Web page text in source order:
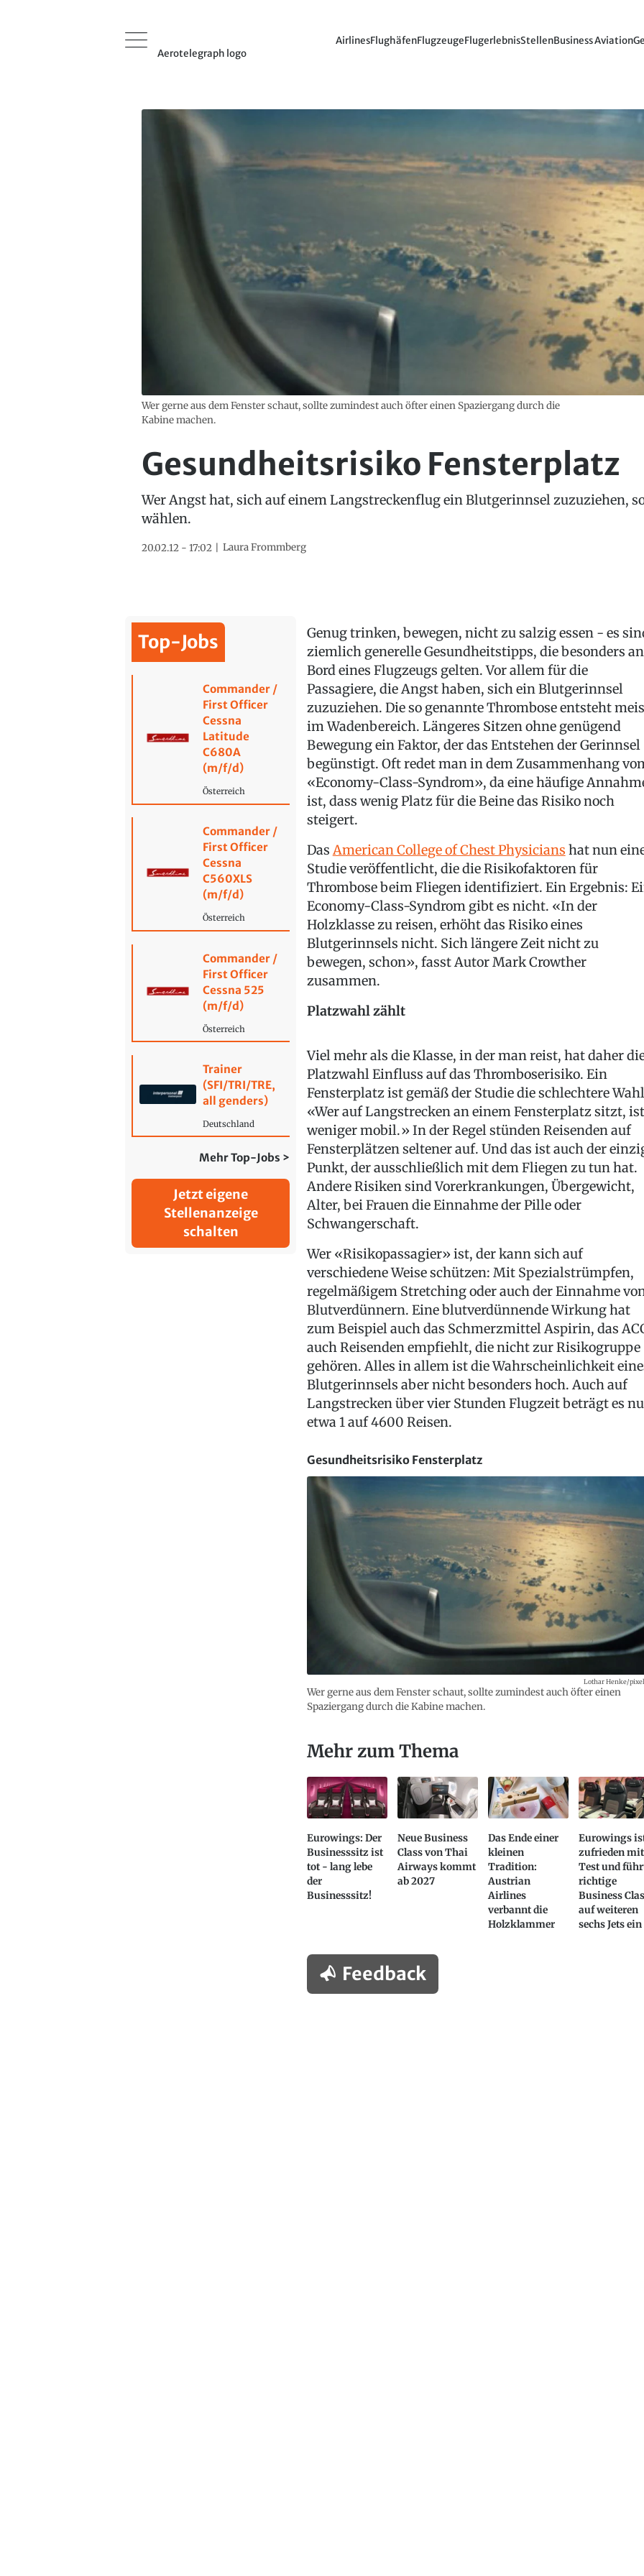
Aerotelegraph logo
AirlinesFlughäfenFlugzeugeFlugerlebnisStellenBusiness Aviation
Wer gerne aus dem Fenster schaut, sollte zumindest auch öfter einen Spaziergang durch die
Kabine machen.
Gesundheitsrisiko Fensterplatz
Wer Angst hat, sich auf einem Langstreckenflug ein Blutgerinnsel zuzuziehen,
wählen.
20.02.12 - 17:02 Laura Frommberg
Top-Jobs
Commander /
First Officer
Cessna
Latitude
C680A
(m/f/d)
Österreich
Commander /
First Officer
Cessna
C560XLS
(m/f/d)
Österreich
Commander /
First Officer
Cessna 525
(m/f/d)
Österreich
Trainer
(SFI/TRI/TRE,
all genders)
Deutschland
Mehr Top-Jobs >
Jetzt eigene
Stellenanzeige
schalten
Genug trinken, bewegen, nicht zu salzig essen - es
ziemlich generelle Gesundheitstipps, die besonders an
Bord eines Flugzeugs gelten. Vor allem für die
Passagiere, die Angst haben, sich ein Blutgerinnsel
zuzuziehen. Die so genannte Thrombose entsteht
im Wadenbereich. Längeres Sitzen ohne genügend
Bewegung ein Faktor, der das Entstehen der Gerinnsel
begünstigt. Oft redet man in dem Zusammenhang
«Economy-Class-Syndrom», da eine häufige
ist, dass wenig Platz für die Beine das Risiko noch
steigert.
DasAmerican College of Chest Physicians hat nun
Studie veröffentlicht, die die Risikofaktoren für
Thrombose beim Fliegen identifiziert. Ein Ergebnis:
Economy-Class-Syndrom gibt es nicht. «In der
Holzklasse zu reisen, erhöht das Risiko eines
Blutgerinnsels nicht. Sich längere Zeit nicht zu
bewegen, schon», fasst Autor Mark Crowther
zusammen.
Platzwahl zählt
Viel mehr als die Klasse, in der man reist, hat daher
Platzwahl Einfluss auf das Thromboserisiko. Ein
Fensterplatz ist gemäß der Studie die schlechtere
«Wer auf Langstrecken an einem Fensterplatz sitzt, ist
weniger mobil.» In der Regel stünden Reisenden auf
Fensterplätzen seltener auf. Und das ist auch der
Punkt, der ausschließlich mit dem Fliegen zu tun hat.
Andere Risiken sind Vorerkrankungen, Übergewicht,
Alter, bei Frauen die Einnahme der Pille oder
Schwangerschaft.
Wer «Risikopassagier» ist, der kann sich auf
verschiedene Weise schützen: Mit Spezialstrümpfen,
regelmäßigem Stretching oder auch der Einnahme
Blutverdünnern. Eine blutverdünnende Wirkung hat
zum Beispiel auch das Schmerzmittel Aspirin, das
auch Reisenden empfiehlt, die nicht zur Risikogruppe
gehören. Alles in allem ist die Wahrscheinlichkeit
Blutgerinnsels aber nicht besonders hoch. Auch auf
Langstrecken über vier Stunden Flugzeit beträgt es
etwa 1 auf 4600 Reisen.
Gesundheitsrisiko Fensterplatz
Wer gerne aus dem Fenster schaut, sollte zumindest auch öfter einen
Spaziergang durch die Kabine machen.
Lothar Henke/
Mehr zum Thema
Eurowings: Der
Businesssitz ist
tot - lang lebe
der
Businesssitz!
Neue Business
Class von Thai
Airways kommt
ab 2027
Das Ende einer
kleinen
Tradition:
Austrian
Airlines
verbannt die
Holzklammer
Eurowings
zufrieden mit
Test und
richtige
Business
auf weiteren
sechs Jets ein
Feedback